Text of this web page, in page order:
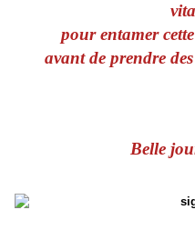
pour entamer
avant de prendre
Belle